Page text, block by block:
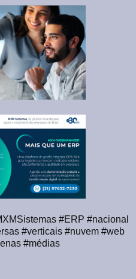
#ERP #nacional
#verticais #nuvem #web
#médias